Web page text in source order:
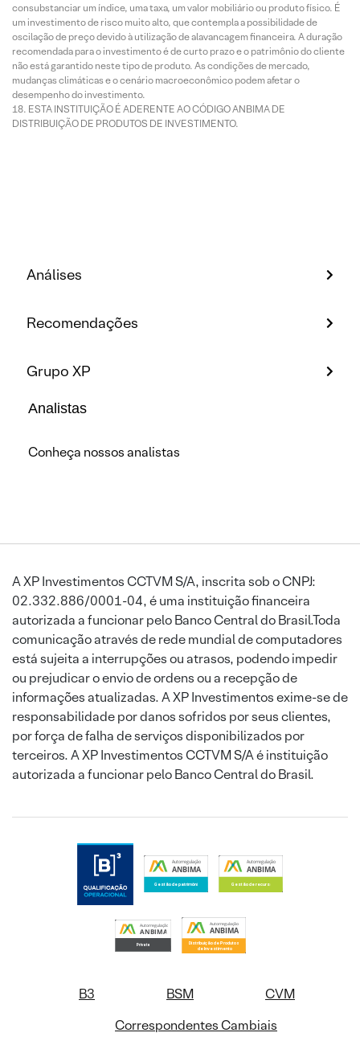
consubstanciar um índice, uma taxa, um valor mobiliário ou produto físico. É
um investimento de risco muito alto, que contempla a possibilidade de
oscilação de preço devido à utilização de alavancagem financeira. A duração
recomendada para o investimento é de curto prazo e o patrimônio do cliente
não está garantido neste tipo de produto. As condições de mercado,
mudanças climáticas e o cenário macroeconômico podem afetar o
desempenho do investimento.
ESTA INSTITUIÇÃO É ADERENTE AO CÓDIGO ANBIMA DE
DISTRIBUIÇÃO DE PRODUTOS DE INVESTIMENTO.
Análises
Recomendações
Grupo XP
Analistas
Conheça nossos analistas
A XP Investimentos CCTVM S/A, inscrita sob o CNPJ:
02.332.886/0001-04, é uma instituição financeira
autorizada a funcionar pelo Banco Central do Brasil.Toda
comunicação através de rede mundial de computadores
está sujeita a interrupções ou atrasos, podendo impedir
ou prejudicar o envio de ordens ou a recepção de
informações atualizadas. A XP Investimentos exime-se de
responsabilidade por danos sofridos por seus clientes,
por força de falha de serviços disponibilizados por
terceiros. A XP Investimentos CCTVM S/A é instituição
autorizada a funcionar pelo Banco Central do Brasil.
B3 BSM
CVM
Correspondentes Cambiais